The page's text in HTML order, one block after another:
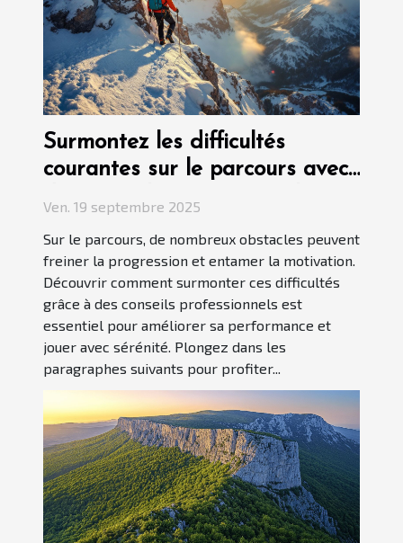
Surmontez les difficultés
courantes sur le parcours avec
des conseils professionnels
Ven. 19 septembre 2025
Sur le parcours, de nombreux obstacles peuvent
freiner la progression et entamer la motivation.
Découvrir comment surmonter ces difficultés
grâce à des conseils professionnels est
essentiel pour améliorer sa performance et
jouer avec sérénité. Plongez dans les
paragraphes suivants pour profiter...